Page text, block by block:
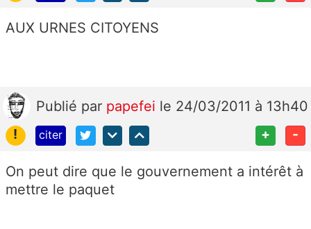
AUX URNES CITOYENS
Publié par papefei le 24/03/2011 à 13h40
!
citer + -
On peut dire que le gouvernement a intérêt à
mettre le paquet